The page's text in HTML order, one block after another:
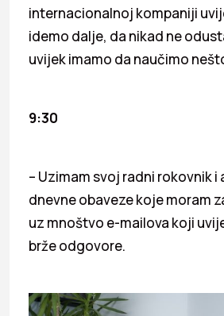
internacionalnoj kompaniji
idemo dalje, da nikad ne
uvijek imamo da naučimo
9:30
– Uzimam svoj radni rokovnik i
dnevne obaveze koje moram
uz mnoštvo e-mailova koji
brže odgovore.